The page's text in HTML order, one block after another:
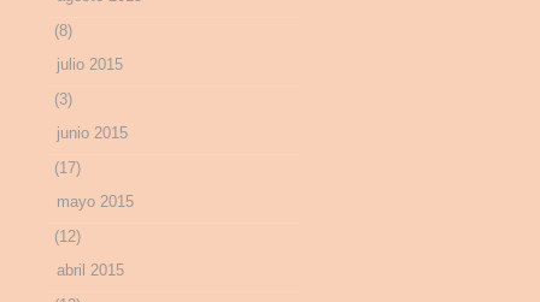
(8)
julio 2015
(3)
junio 2015
(17)
mayo 2015
(12)
abril 2015